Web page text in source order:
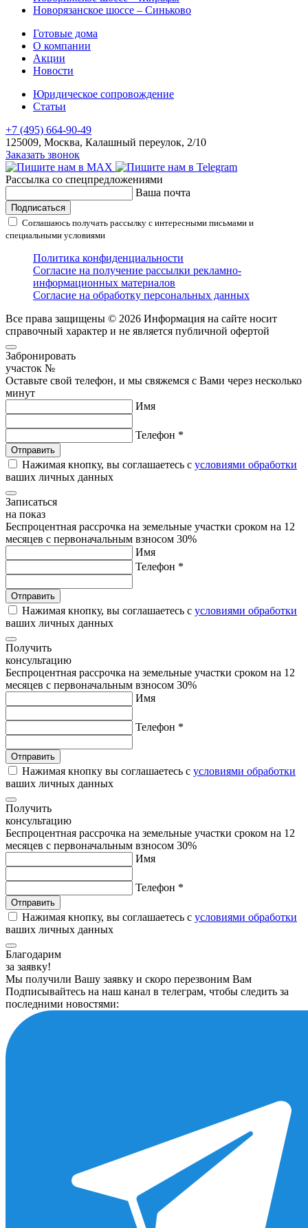
Новорязанское шоссе – Синьково
Готовые дома
О компании
Акции
Новости
Юридическое сопровождение
Статьи
+7 (495) 664-90-49
125009, Москва, Калашный переулок, 2/10
Заказать звонок
Рассылка со спецпредложениями
Ваша почта
Подписаться
Соглашаюсь получать рассылку с интересными письмами и
специальными условиями
Политика конфиденциальности
Согласие на получение рассылки рекламно-
информационных материалов
Согласие на обработку персональных данных
Все права защищены © 2026 Информация на сайте носит
справочный характер и не является публичной офертой
Забронировать
участок №
Оставьте свой телефон, и мы свяжемся с Вами через несколько
минут
Имя
Телефон *
Нажимая кнопку, вы соглашаетесь с условиями обработки
ваших личных данных
Записаться
на показ
Беспроцентная рассрочка на земельные участки сроком на 12
месяцев с первоначальным взносом 30%
Имя
Телефон *
Нажимая кнопку, вы соглашаетесь с условиями обработки
ваших личных данных
Получить
консультацию
Беспроцентная рассрочка на земельные участки сроком на 12
месяцев с первоначальным взносом 30%
Имя
Телефон *
Нажимая кнопку вы соглашаетесь с условиями обработки
ваших личных данных
Получить
консультацию
Беспроцентная рассрочка на земельные участки сроком на 12
месяцев с первоначальным взносом 30%
Имя
Телефон *
Нажимая кнопку, вы соглашаетесь с условиями обработки
ваших личных данных
Благодарим
за заявку!
Мы получили Вашу заявку и скоро перезвоним Вам
Подписывайтесь на наш канал в телеграм, чтобы следить за
последними новостями: